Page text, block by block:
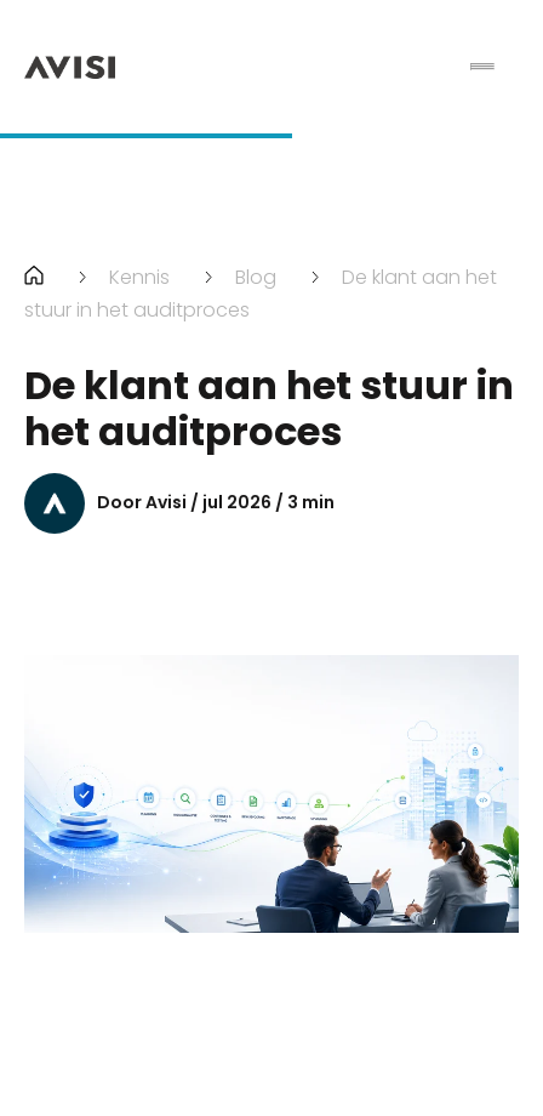
Kennis Blog
De klant aan het
stuur in het auditproces
De klant aan het stuur in
het auditproces
Door Avisi / jul 2026 / 3 min